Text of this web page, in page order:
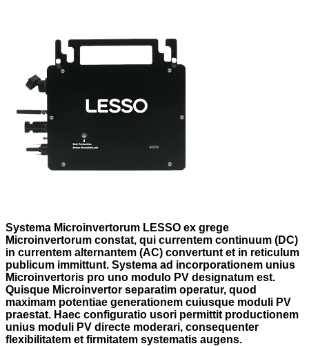
Systema Microinvertorum LESSO ex grege
Microinvertorum constat, qui currentem continuum (DC)
in currentem alternantem (AC) convertunt et in reticulum
publicum immittunt. Systema ad incorporationem unius
Microinvertoris pro uno modulo PV designatum est.
Quisque Microinvertor separatim operatur, quod
maximam potentiae generationem cuiusque moduli PV
praestat. Haec configuratio usori permittit productionem
unius moduli PV directe moderari, consequenter
flexibilitatem et firmitatem systematis augens.